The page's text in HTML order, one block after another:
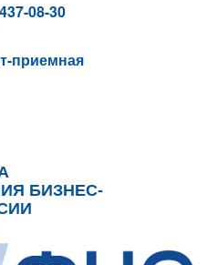
08-30
приемная
БИЗНЕС-